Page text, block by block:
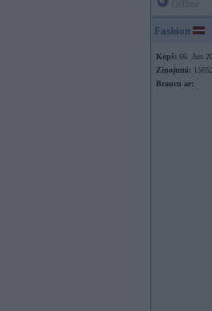
Fashion
Kopš: 06. Jun
Ziņojumi: 15052
Braucu ar: